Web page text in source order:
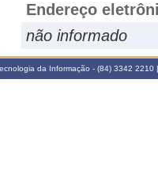
Endereço
não informado
da Informação - (84) 3342